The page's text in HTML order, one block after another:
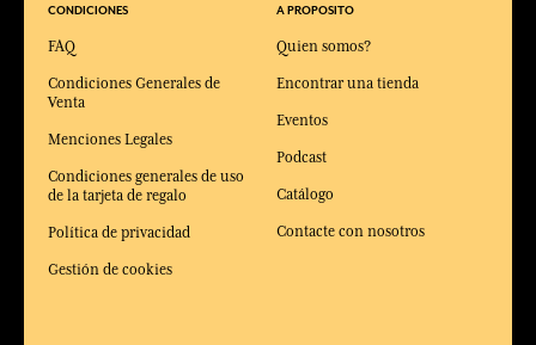
CONDICIONES
FAQ
Condiciones Generales de
Venta
Menciones Legales
Condiciones generales de uso
de la tarjeta de regalo
Política de privacidad
Gestión de cookies
A PROPOSITO
Quien somos?
Encontrar una tienda
Eventos
Podcast
Catálogo
Contacte con nosotros